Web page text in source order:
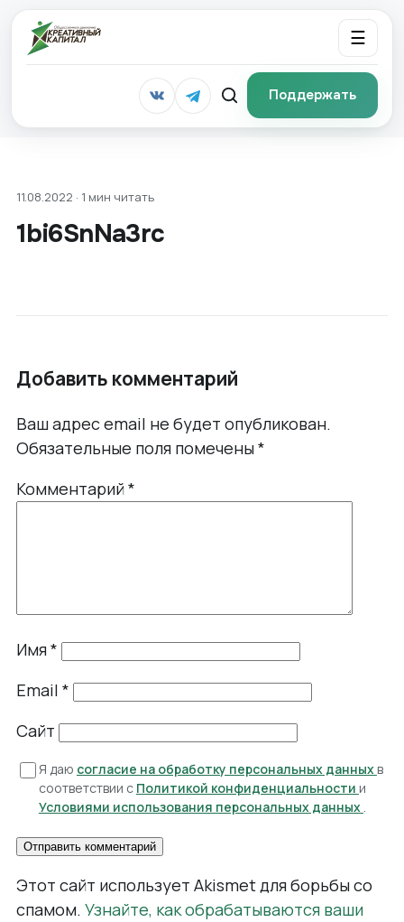
☰
Поддержать
11.08.2022 · 1 мин читать
1bi6SnNa3rc
Добавить комментарий
Ваш адрес email не будет опубликован.
Обязательные поля помечены*
Комментарий*
Имя*
Email *
Сайт
Я даю согласие на обработку персональных данных в
соответствии с Политикой конфиденциальности и
Условиями использования персональных данных .
Этот сайт использует Akismet для борьбы со
спамом. Узнайте, как обрабатываются ваши